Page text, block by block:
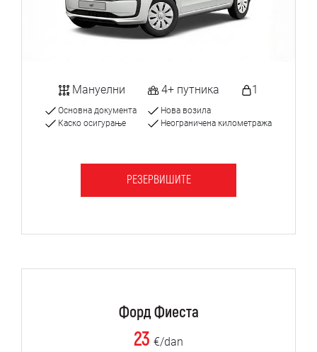
Мануелни 4+ путника 1
Основна документа
Каско осигурање
Нова возила
Неограничена километража
РЕЗЕРВИШИТЕ
Форд Фиеста
23 €/dan